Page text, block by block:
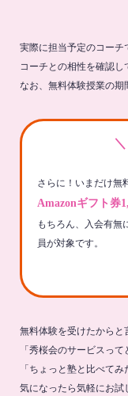
実際に担当予定のコーチ
コーチとの相性を確認し
なお、無料体験授業の期
＼
さらに！いまだけ無
Amazonギフト券
もちろん、入会有無
員が対象です。
無料体験を受けたから
「秀桜会のサービスっ
「ちょっと塾と比べてみ
気になったら気軽にお試